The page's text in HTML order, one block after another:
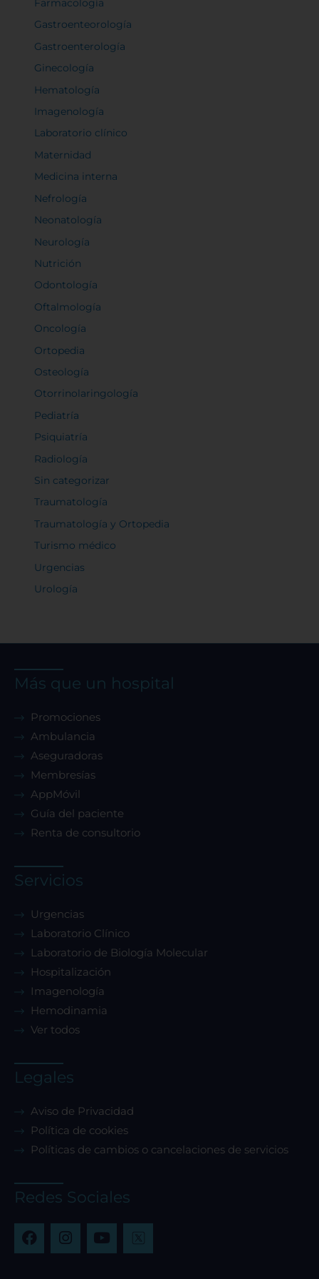
Farmacología
Gastroenteorología
Gastroenterología
Ginecología
Hematología
Imagenología
Laboratorio clínico
Maternidad
Medicina interna
Nefrología
Neonatología
Neurología
Nutrición
Odontología
Oftalmología
Oncología
Ortopedia
Osteología
Otorrinolaringología
Pediatría
Psiquiatría
Radiología
Sin categorizar
Traumatología
Traumatología y Ortopedia
Turismo médico
Urgencias
Urología
Más que un hospital
Promociones
Ambulancia
Aseguradoras
Membresías
AppMóvil
Guía del paciente
Renta de consultorio
Servicios
Urgencias
Laboratorio Clínico
Laboratorio de Biología Molecular
Hospitalización
Imagenología
Hemodinamia
Ver todos
Legales
Aviso de Privacidad
Política de cookies
Políticas de cambios o cancelaciones de servicios
Redes Sociales
F
a
I
n
Y
o